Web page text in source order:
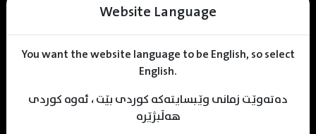
Website Language
You want the website language to be English, so select
English.
دەتەوێت زمانی وێبسایتەکە کوردی بێت ، ئەوە کوردی
هەڵبژێرە
KDV Designer
Designer